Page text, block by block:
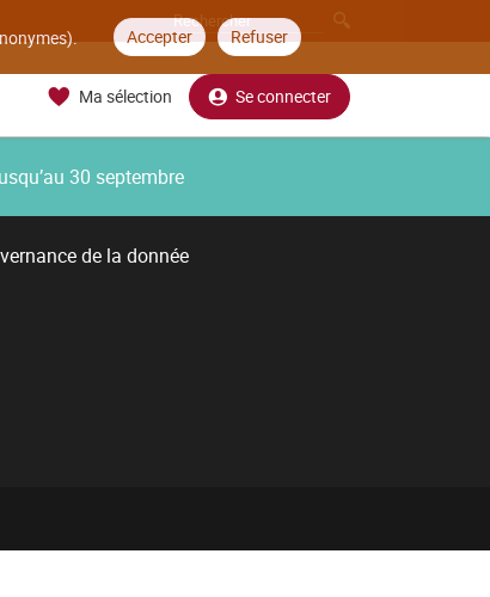
Accepter Refuser
Ma sélection Se connecter
30 septembre
de la donnée